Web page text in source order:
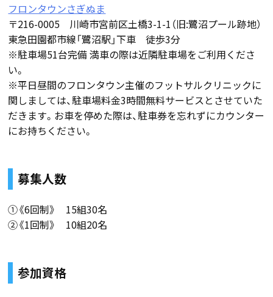
フロンタウンさぎぬま
〒216-0005 川崎市宮前区土橋3-1-1（旧:鷺沼プール跡地）
東急田園都市線「鷺沼駅」下車 徒歩3分
※駐車場51台完備 満車の際は近隣駐車場をご利用くださ
い。
※平日昼間のフロンタウン主催のフットサルクリニックに
関しましては、駐車場料金3時間無料サービスとさせていた
だきます。お車を停めた際は、駐車券を忘れずにカウンター
にお持ちください。
募集人数
①《6回制》 15組30名
②《1回制》 10組20名
参加資格